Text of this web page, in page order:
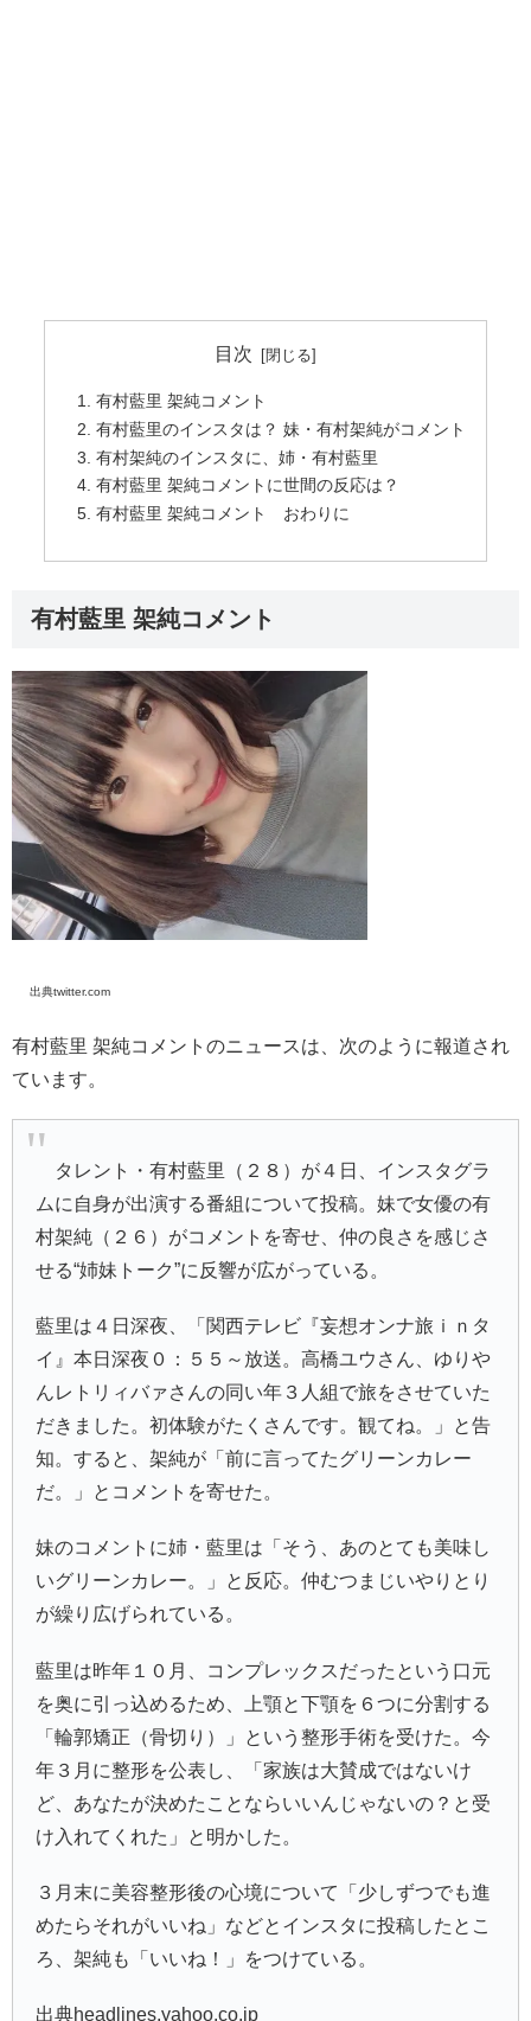
目次
有村藍里 架純コメント
有村藍里のインスタは？ 妹・有村架純がコメント
有村架純のインスタに、姉・有村藍里
有村藍里 架純コメントに世間の反応は？
有村藍里 架純コメント おわりに
有村藍里 架純コメント
出典twitter.com
有村藍里 架純コメントのニュースは、次のように報道され
ています。
タレント・有村藍里（２８）が４日、インスタグラ
ムに自身が出演する番組について投稿。妹で女優の有
村架純（２６）がコメントを寄せ、仲の良さを感じさ
せる“姉妹トーク”に反響が広がっている。
藍里は４日深夜、「関西テレビ『妄想オンナ旅ｉｎタ
イ』本日深夜０：５５～放送。高橋ユウさん、ゆりや
んレトリィバァさんの同い年３人組で旅をさせていた
だきました。初体験がたくさんです。観てね。」と告
知。すると、架純が「前に言ってたグリーンカレー
だ。」とコメントを寄せた。
妹のコメントに姉・藍里は「そう、あのとても美味し
いグリーンカレー。」と反応。仲むつまじいやりとり
が繰り広げられている。
藍里は昨年１０月、コンプレックスだったという口元
を奥に引っ込めるため、上顎と下顎を６つに分割する
「輪郭矯正（骨切り）」という整形手術を受けた。今
年３月に整形を公表し、「家族は大賛成ではないけ
ど、あなたが決めたことならいいんじゃないの？と受
け入れてくれた」と明かした。
３月末に美容整形後の心境について「少しずつでも進
めたらそれがいいね」などとインスタに投稿したとこ
ろ、架純も「いいね！」をつけている。
出典headlines.yahoo.co.jp